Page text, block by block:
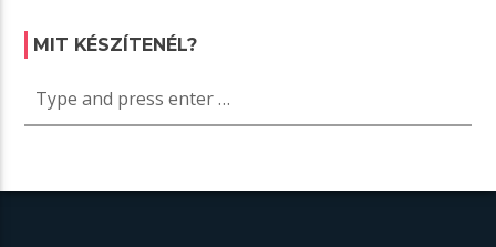
MIT KÉSZÍTENÉL?